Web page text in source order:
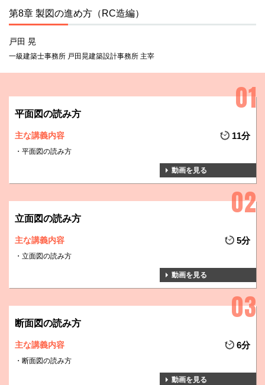
第8章 製図の進め方（RC造編）
戸田 晃
一級建築士事務所 戸田晃建築設計事務所 主宰
平面図の読み方
主な講義内容 11分
平面図の読み方
動画を見る
立面図の読み方
主な講義内容 5分
立面図の読み方
動画を見る
断面図の読み方
主な講義内容 6分
断面図の読み方
動画を見る